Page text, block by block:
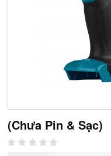
(Chưa Pin & Sạc)